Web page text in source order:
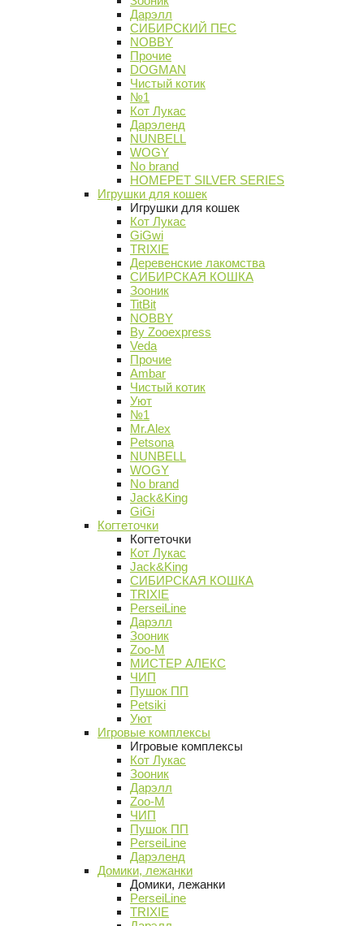
Дарэлл
СИБИРСКИЙ ПЕС
NOBBY
Прочие
DOGMAN
Чистый котик
№1
Кот Лукас
Дарэленд
NUNBELL
WOGY
No brand
HOMEPET SILVER SERIES
Игрушки для кошек
Игрушки для кошек
Кот Лукас
GiGwi
TRIXIE
Деревенские лакомства
СИБИРСКАЯ КОШКА
Зооник
TitBit
NOBBY
By Zooexpress
Veda
Прочие
Ambar
Чистый котик
Уют
№1
Mr.Alex
Petsona
NUNBELL
WOGY
No brand
Jack&King
GiGi
Когтеточки
Когтеточки
Кот Лукас
Jack&King
СИБИРСКАЯ КОШКА
TRIXIE
PerseiLine
Дарэлл
Зооник
Zoo-M
МИСТЕР АЛЕКС
ЧИП
Пушок ПП
Petsiki
Уют
Игровые комплексы
Игровые комплексы
Кот Лукас
Зооник
Дарэлл
Zoo-M
ЧИП
Пушок ПП
PerseiLine
Дарэленд
Домики, лежанки
Домики, лежанки
PerseiLine
TRIXIE